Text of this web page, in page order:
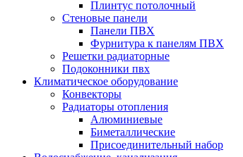
Плинтус потолочный
Стеновые панели
Панели ПВХ
Фурнитура к панелям ПВХ
Решетки радиаторные
Подоконники пвх
Климатическое оборудование
Конвекторы
Радиаторы отопления
Алюминиевые
Биметаллические
Присоединительный набор